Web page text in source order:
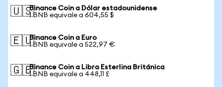
🇺🇸Binance Coin a Dólar estadounidense
1 BNB equivale a 604,55 $
🇪🇺Binance Coin a Euro
1 BNB equivale a 522,97 €
🇬🇧Binance Coin a Libra Esterlina Británica
1 BNB equivale a 448,11 £